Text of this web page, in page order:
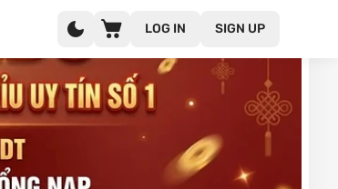
LOG IN SIGN UP